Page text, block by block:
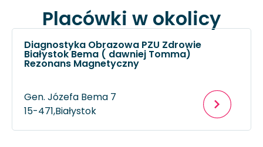
Placówki w okolicy
Diagnostyka Obrazowa PZU Zdrowie
Białystok Bema ( dawniej Tomma)
Rezonans Magnetyczny
Gen. Józefa Bema 7
15-471,Białystok